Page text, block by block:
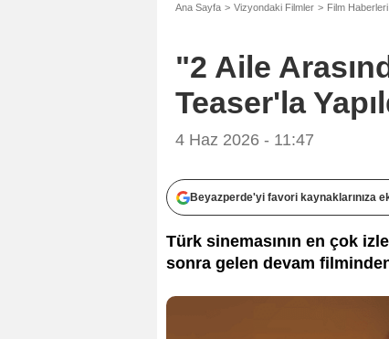
Ana Sayfa Vizyondaki Filmler Film Haberleri
"2 Aile
Teaser'la
4 Haz 2026 - 11:47
Beyazperde'yi favori kaynaklarınıza
Türk sinemasının en çok
sonra gelen devam